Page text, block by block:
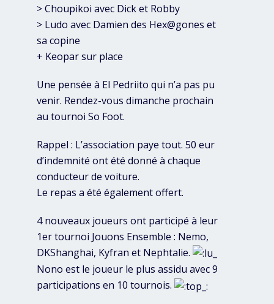
> Choupikoi avec Dick et Robby
> Ludo avec Damien des Hex@gones et
sa copine
+ Keopar sur place
Une pensée à El Pedriito qui n’a pas pu
venir. Rendez-vous dimanche prochain
au tournoi So Foot.
Rappel : L’association paye tout. 50 eur
d’indemnité ont été donné à chaque
conducteur de voiture.
Le repas a été également offert.
4 nouveaux joueurs ont participé à leur
1er tournoi Jouons Ensemble : Nemo,
DKShanghai, Kyfran et Nephtalie.
Nono est le joueur le plus assidu avec 9
participations en 10 tournois.